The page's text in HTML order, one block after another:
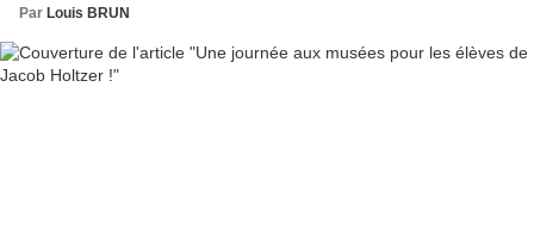
Par Louis BRUN